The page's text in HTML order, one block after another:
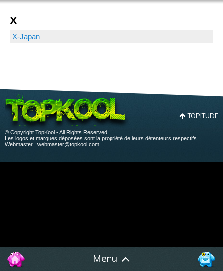
Menu
X
X-Japan
TOPITUDE
© Copyright TopKool - All Rights Reserved
Les logos et marques déposées sont la propriété de leurs détenteurs respectifs
Webmaster : webmaster@topkool.com